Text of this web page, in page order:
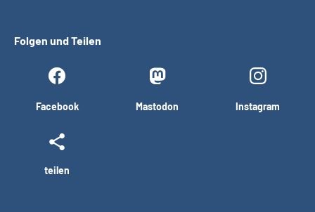
Folgen und Teilen
Facebook Mastodon Instagram
teilen